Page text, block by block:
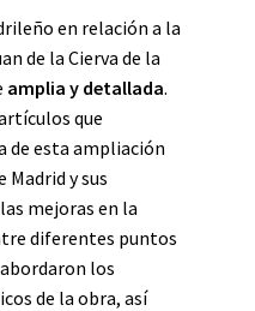
en relación a la
de la Cierva de la
amplia y detallada.
que
de esta ampliación
Madrid y sus
mejoras en la
diferentes puntos
los
de la obra, así